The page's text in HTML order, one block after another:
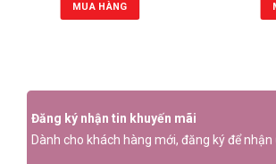
MUA HÀNG
Đăng ký nhận tin khuyến mãi
Dành cho khách hàng mới, đăng ký để